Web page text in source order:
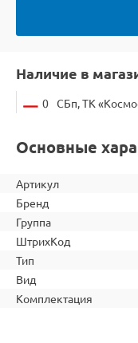
Наличие в
0 СБп, ТК
Основные
Артикул
Бренд
Группа
ШтрихКод
Тип
Вид
Комплектация